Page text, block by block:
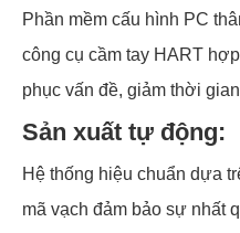
Phần mềm cấu hình PC
công cụ cầm tay HART
phục vấn đề, giảm thời
Sản xuất tự động:
Hệ thống hiệu chuẩn dựa
mã vạch đảm bảo sự nhất